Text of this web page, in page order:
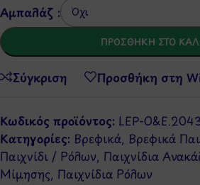
Αμπαλάζ :
ΠΡΟΣΘΉΚΗ ΣΤΟ
Σύγκριση Προσθήκη στη
Κωδικός προϊόντος: LEP-
Κατηγορίες: Βρεφικά, Βρεφικά
Παιχνίδι / Ρόλων, Παιχνίδια
Μίμησης, Παιχνίδια Ρόλων